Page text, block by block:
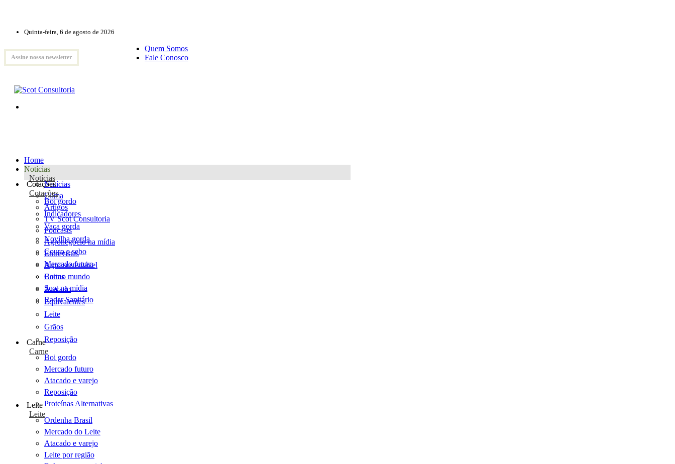
Quinta-feira, 6 de agosto de 2026
Assine nossa newsletter
Quem Somos
Fale Conosco
Home
Notícias
Notícias
Notícias
Clima
Artigos
TV Scot Consultoria
Podcasts
Agronegócio na mídia
Entrevistas
Agro sustentável
Cartas
Scot na mídia
Radar Sanitário
Cotações
Cotações
Boi gordo
Indicadores
Vaca gorda
Novilha gorda
Couro e sebo
Mercado futuro
Boi no mundo
Atacado
Equivalentes
Leite
Grãos
Reposição
Carne
Carne
Boi gordo
Mercado futuro
Atacado e varejo
Reposição
Proteínas Alternativas
Leite
Leite
Ordenha Brasil
Mercado do Leite
Atacado e varejo
Leite por região